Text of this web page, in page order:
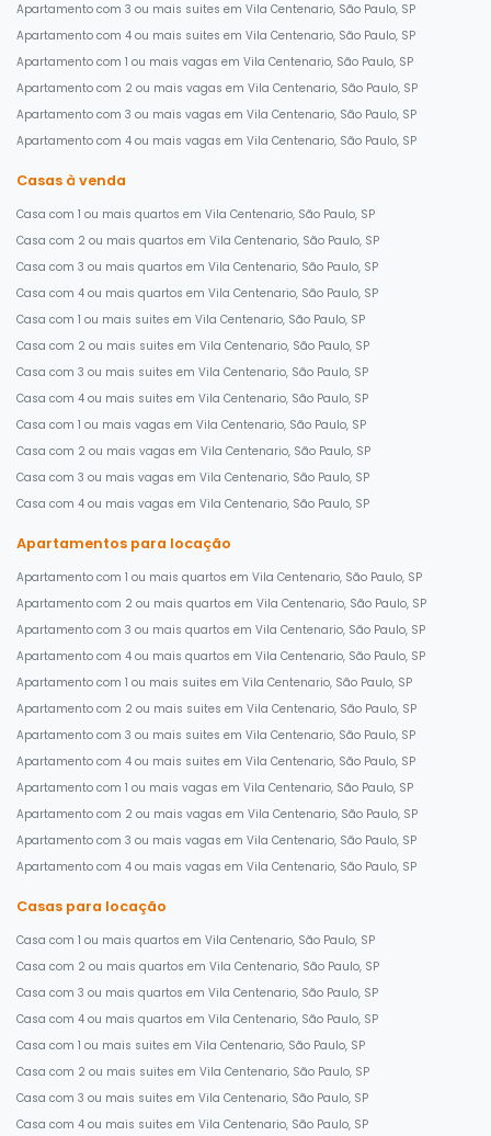
Apartamento com 3 ou mais suites em Vila Centenario, São Paulo, SP
Apartamento com 4 ou mais suites em Vila Centenario, São Paulo, SP
Apartamento com 1 ou mais vagas em Vila Centenario, São Paulo, SP
Apartamento com 2 ou mais vagas em Vila Centenario, São Paulo, SP
Apartamento com 3 ou mais vagas em Vila Centenario, São Paulo, SP
Apartamento com 4 ou mais vagas em Vila Centenario, São Paulo, SP
Casas à venda
Casa com 1 ou mais quartos em Vila Centenario, São Paulo, SP
Casa com 2 ou mais quartos em Vila Centenario, São Paulo, SP
Casa com 3 ou mais quartos em Vila Centenario, São Paulo, SP
Casa com 4 ou mais quartos em Vila Centenario, São Paulo, SP
Casa com 1 ou mais suites em Vila Centenario, São Paulo, SP
Casa com 2 ou mais suites em Vila Centenario, São Paulo, SP
Casa com 3 ou mais suites em Vila Centenario, São Paulo, SP
Casa com 4 ou mais suites em Vila Centenario, São Paulo, SP
Casa com 1 ou mais vagas em Vila Centenario, São Paulo, SP
Casa com 2 ou mais vagas em Vila Centenario, São Paulo, SP
Casa com 3 ou mais vagas em Vila Centenario, São Paulo, SP
Casa com 4 ou mais vagas em Vila Centenario, São Paulo, SP
Apartamentos para locação
Apartamento com 1 ou mais quartos em Vila Centenario, São Paulo, SP
Apartamento com 2 ou mais quartos em Vila Centenario, São Paulo, SP
Apartamento com 3 ou mais quartos em Vila Centenario, São Paulo, SP
Apartamento com 4 ou mais quartos em Vila Centenario, São Paulo, SP
Apartamento com 1 ou mais suites em Vila Centenario, São Paulo, SP
Apartamento com 2 ou mais suites em Vila Centenario, São Paulo, SP
Apartamento com 3 ou mais suites em Vila Centenario, São Paulo, SP
Apartamento com 4 ou mais suites em Vila Centenario, São Paulo, SP
Apartamento com 1 ou mais vagas em Vila Centenario, São Paulo, SP
Apartamento com 2 ou mais vagas em Vila Centenario, São Paulo, SP
Apartamento com 3 ou mais vagas em Vila Centenario, São Paulo, SP
Apartamento com 4 ou mais vagas em Vila Centenario, São Paulo, SP
Casas para locação
Casa com 1 ou mais quartos em Vila Centenario, São Paulo, SP
Casa com 2 ou mais quartos em Vila Centenario, São Paulo, SP
Casa com 3 ou mais quartos em Vila Centenario, São Paulo, SP
Casa com 4 ou mais quartos em Vila Centenario, São Paulo, SP
Casa com 1 ou mais suites em Vila Centenario, São Paulo, SP
Casa com 2 ou mais suites em Vila Centenario, São Paulo, SP
Casa com 3 ou mais suites em Vila Centenario, São Paulo, SP
Casa com 4 ou mais suites em Vila Centenario, São Paulo, SP